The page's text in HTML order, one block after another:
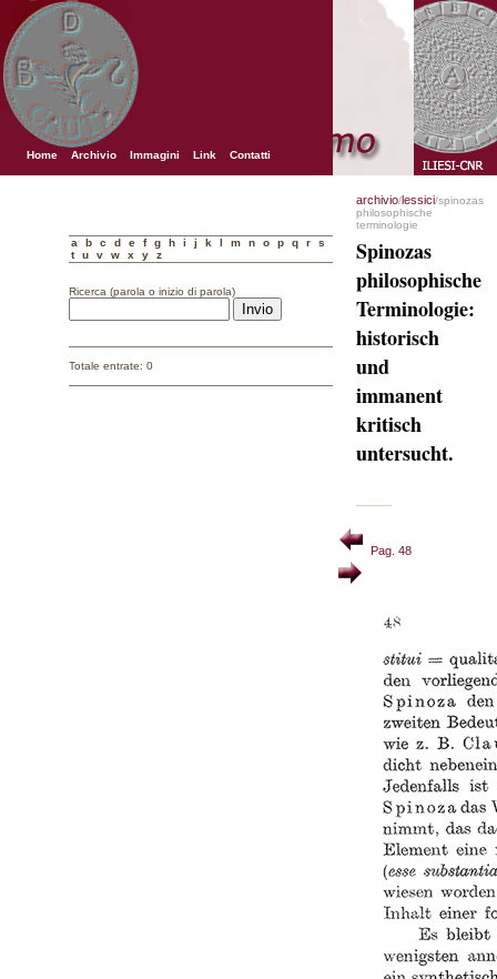
Home Archivio Immagini Link Contatti
a b c d e f g h i j k l m n o p q r
s
t
u v w x y z
Ricerca (parola o inizio di parola)
Totale entrate: 0
archivio/lessici/spinozas
philosophische
terminologie
Spinozas
philosophische
Terminologie:
historisch
und
immanent
kritisch
untersucht.
Pag. 48